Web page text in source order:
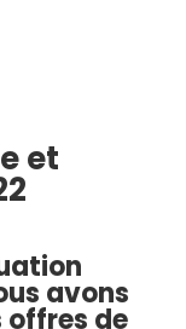
et
avons
offres de